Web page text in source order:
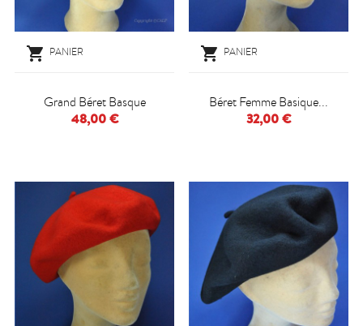
 PANIER
Grand Béret Basque
48,00 €
 PANIER
Béret Femme Basique...
32,00 €